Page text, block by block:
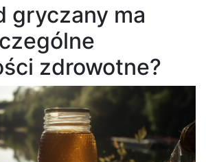
gryczany ma
zdrowotne?